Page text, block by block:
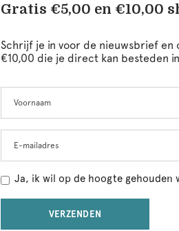
Gratis €5,00 en €10,00
Schrijf je in voor de nieuwsbrief en
€10,00 die je direct kan besteden
this
field
blank
Ja, ik wil op de hoogte gehouden
VERZENDEN